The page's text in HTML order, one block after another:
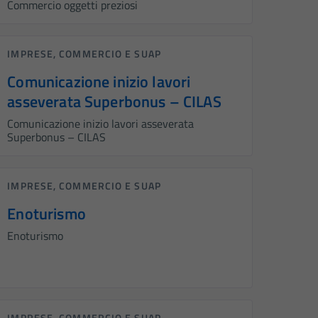
Commercio oggetti preziosi
IMPRESE, COMMERCIO E SUAP
Comunicazione inizio lavori
asseverata Superbonus – CILAS
Comunicazione inizio lavori asseverata
Superbonus – CILAS
IMPRESE, COMMERCIO E SUAP
Enoturismo
Enoturismo